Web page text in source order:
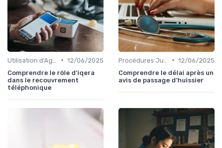
• 12/06/2025
Comprendre le rôle d'iqera
dans le recouvrement
téléphonique
• 12/06/2025
Comprendre le délai après un
avis de passage d'huissier